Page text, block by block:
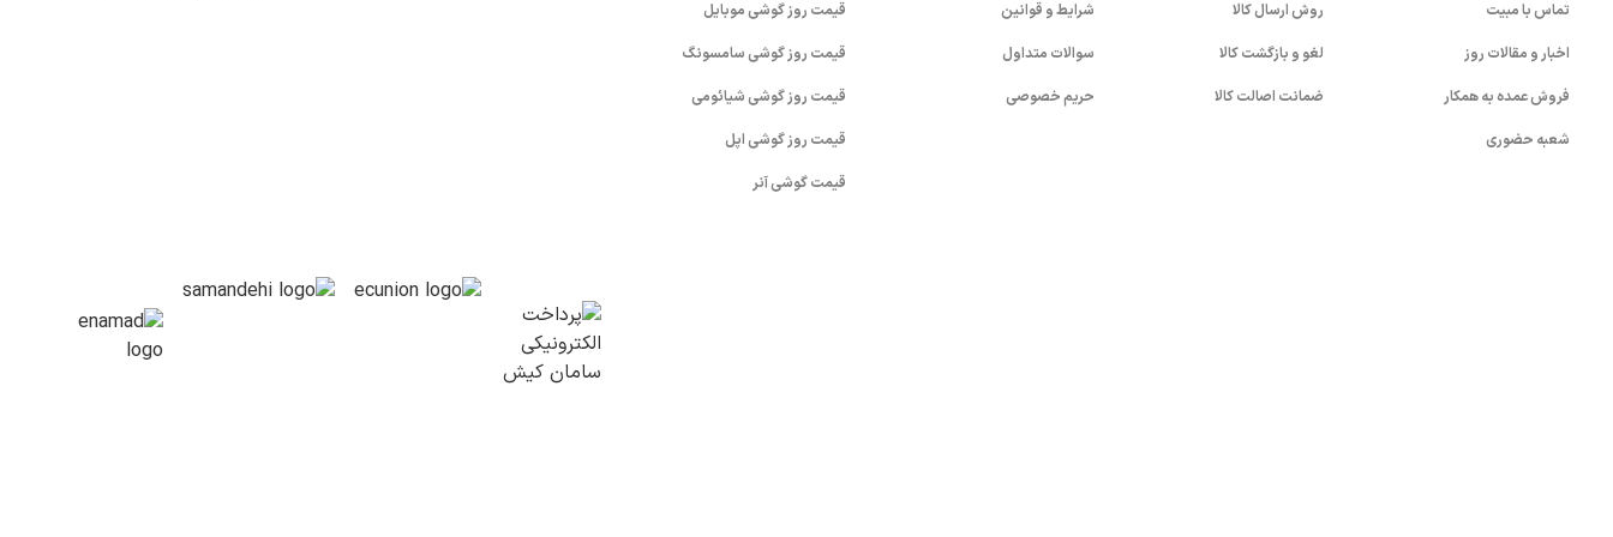
تماس با مبیت
اخبار و مقالات روز
فروش عمده به همکار
شعبه حضوری
روش ارسال کالا
لغو و بازگشت کالا
ضمانت اصالت کالا
شرایط و قوانین
سوالات متداول
حریم خصوصی
قیمت روز گوشی موبایل
قیمت روز گوشی سامسونگ
قیمت روز گوشی شیائومی
قیمت روز گوشی اپل
قیمت گوشی آنر